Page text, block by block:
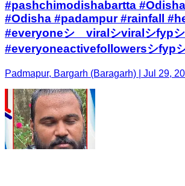
#pashchimodishabartta
#Odisha #padampur #rainfall
#everyoneシ゚viralシviralシfyp
#everyoneactivefollowersシ
Padmapur, Bargarh (Baragarh) | Jul 29,